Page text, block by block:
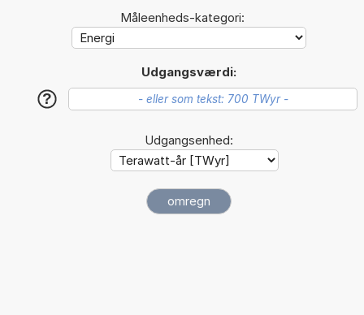
Måleenheds-kategori:
Udgangsværdi:
?
Udgangsenhed: